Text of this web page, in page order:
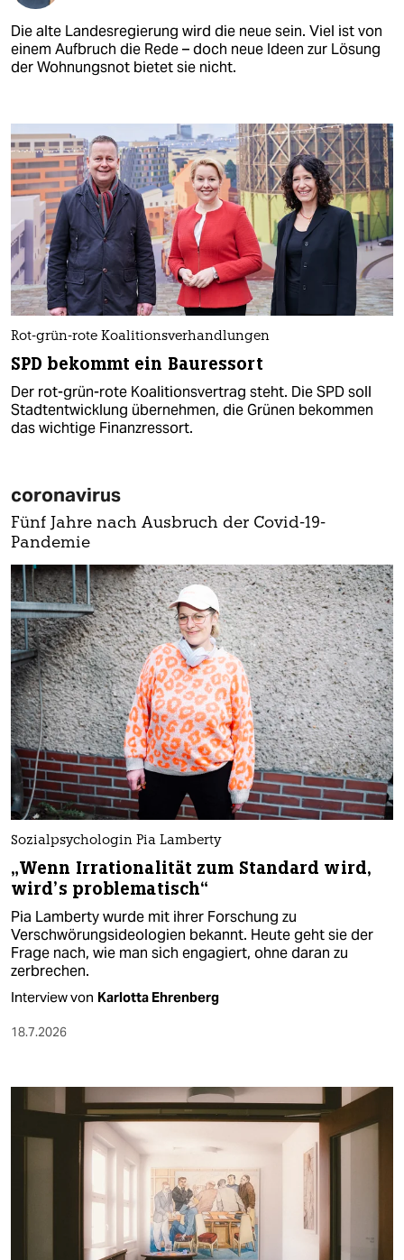
Die alte Landesregierung wird die neue sein. Viel ist von
einem Aufbruch die Rede – doch neue Ideen zur Lösung
der Wohnungsnot bietet sie nicht.
Rot-grün-rote Koalitionsverhandlungen
SPD bekommt ein Bauressort
Der rot-grün-rote Koalitionsvertrag steht. Die SPD soll
Stadtentwicklung übernehmen, die Grünen bekommen
das wichtige Finanzressort.
coronavirus
Fünf Jahre nach Ausbruch der Covid-19-
Pandemie
Sozialpsychologin Pia Lamberty
„Wenn Irrationalität zum Standard wird,
wird’s problematisch“
Pia Lamberty wurde mit ihrer Forschung zu
Verschwörungsideologien bekannt. Heute geht sie der
Frage nach, wie man sich engagiert, ohne daran zu
zerbrechen.
Interview von Karlotta Ehrenberg
18.7.2026